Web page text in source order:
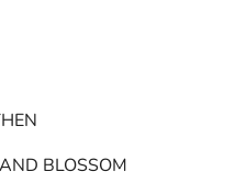
BLOSSOM